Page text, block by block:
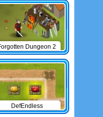
Dungeon 2
DefEndless